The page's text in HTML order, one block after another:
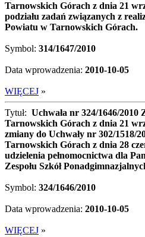
Tarnowskich Górach z dnia 21
podziału zadań związanych z
Powiatu w Tarnowskich Górach.
Symbol: 314/1647/2010
Data wprowadzenia: 2010-10-05
WIĘCEJ »
Tytuł: Uchwała nr 324/1646/
Tarnowskich Górach z dnia 21
zmiany do Uchwały nr 302/1518/
Tarnowskich Górach z dnia 28
udzielenia pełnomocnictwa dla
Zespołu Szkół
Symbol: 324/1646/2010
Data wprowadzenia: 2010-10-05
WIĘCEJ »